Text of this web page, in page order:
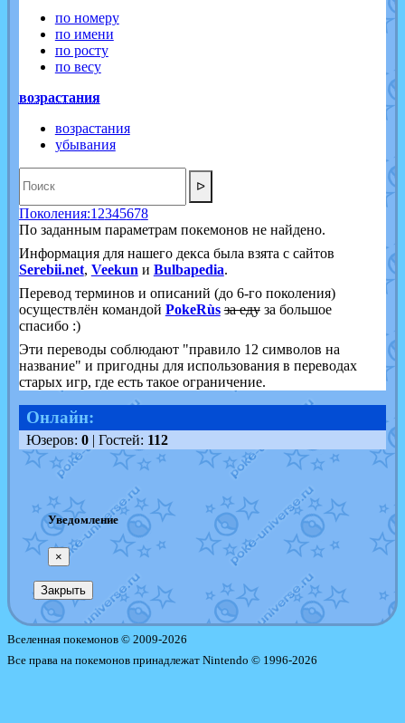
по номеру
по имени
по росту
по весу
возрастания
возрастания
убывания
ᐅ
Поколения:1 2345678
По заданным параметрам покемонов не найдено.
Информация для нашего декса была взята с сайтов
Serebii.net, Veekun и Bulbapedia.
Перевод терминов и описаний (до 6-го поколения)
осуществлён командой PokeRùs за едуза большое
спасибо :)
Эти переводы соблюдают "правило 12 символов на
название" и пригодны для использования в переводах
старых игр, где есть такое ограничение.
Онлайн:
Юзеров: 0| Гостей: 112
Уведомление
×
Закрыть
Вселенная покемонов © 2009-2026
Все права на покемонов принадлежат Nintendo © 1996-2026